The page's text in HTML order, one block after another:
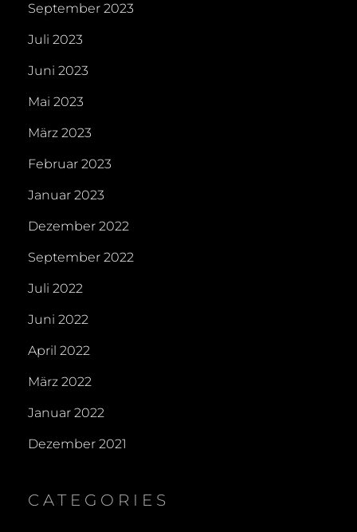
September 2023
Juli 2023
Juni 2023
Mai 2023
März 2023
Februar 2023
Januar 2023
Dezember 2022
September 2022
Juli 2022
Juni 2022
April 2022
März 2022
Januar 2022
Dezember 2021
CATEGORIES